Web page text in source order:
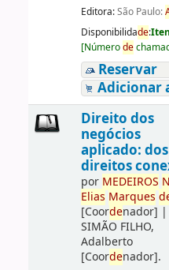
Editora:São Paulo:
Disponibilidade:
[Númerode
Reservar
Adicionar
Direito dos
negócios
aplicado: dos
direitos
por MEDEIROS
Elias Marques
[Coordenador] |
SIMÃO FILHO,
Adalberto
[Coordenador].